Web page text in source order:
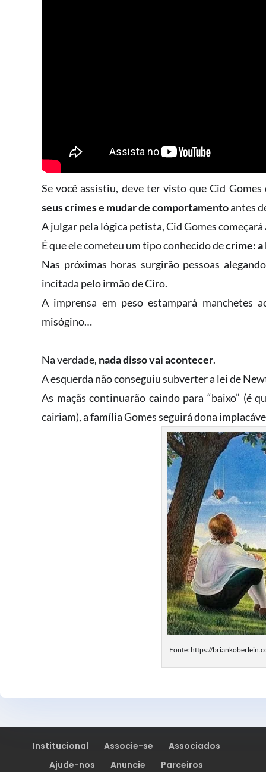
Se você assistiu, deve ter visto que Cid
seus crimes e mudar de comportamentoantes
A julgar pela lógica petista, Cid Gomes
É que ele cometeu um tipo conhecido decrime: a
Nas próximas horas surgirão pessoas
incitada pelo irmão de Ciro.
A imprensa em peso estampará manchetes
misógino…
Na verdade, nada disso vai acontecer.
A esquerda não conseguiu subverter a lei de
As maçãs continuarão caindo para “baixo” (é
cairiam), a família Gomes seguirá dona
Fonte: https://
Institucional Associe-se
Associados
Ajude-nos
Anuncie Parceiros